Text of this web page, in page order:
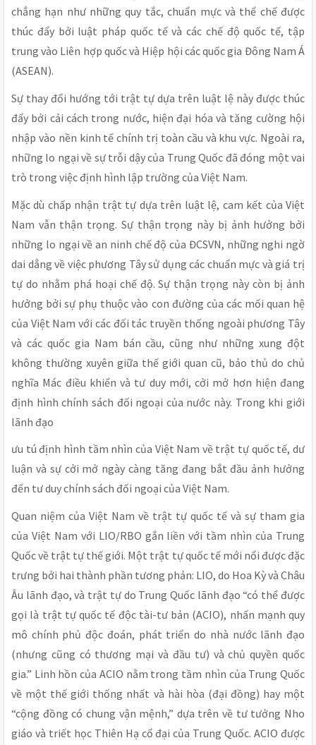
chẳng hạn như những quy tắc, chuẩn mực và thể chế được
thúc đẩy bởi luật pháp quốc tế và các chế độ quốc tế, tập
trung vào Liên hợp quốc và Hiệp hội các quốc gia Đông Nam Á
(ASEAN).
Sự thay đổi hướng tới trật tự dựa trên luật lệ này được thúc
đẩy bởi cải cách trong nước, hiện đại hóa và tăng cường hội
nhập vào nền kinh tế chính trị toàn cầu và khu vực. Ngoài ra,
những lo ngại về sự trỗi dậy của Trung Quốc đã đóng một vai
trò trong việc định hình lập trường của Việt Nam.
Mặc dù chấp nhận trật tự dựa trên luật lệ, cam kết của Việt
Nam vẫn thận trọng. Sự thận trọng này bị ảnh hưởng bởi
những lo ngại về an ninh chế độ của ĐCSVN, những nghi ngờ
dai dẳng về việc phương Tây sử dụng các chuẩn mực và giá trị
tự do nhằm phá hoại chế độ. Sự thận trọng này còn bị ảnh
hưởng bởi sự phụ thuộc vào con đường của các mối quan hệ
của Việt Nam với các đối tác truyền thống ngoài phương Tây
và các quốc gia Nam bán cầu, cũng như những xung đột
không thường xuyên giữa thế giới quan cũ, bảo thủ do chủ
nghĩa Mác điều khiển và tư duy mới, cởi mở hơn hiện đang
định hình chính sách đối ngoại của nước này. Trong khi giới
lãnh đạo
ưu tú định hình tầm nhìn của Việt Nam về trật tự quốc tế, dư
luận và sự cởi mở ngày càng tăng đang bắt đầu ảnh hưởng
đến tư duy chính sách đối ngoại của Việt Nam.
Quan niệm của Việt Nam về trật tự quốc tế và sự tham gia
của Việt Nam với LIO/RBO gắn liền với tầm nhìn của Trung
Quốc về trật tự thế giới. Một trật tự quốc tế mới nổi được đặc
trưng bởi hai thành phần tương phản: LIO, do Hoa Kỳ và Châu
Âu lãnh đạo, và trật tự do Trung Quốc lãnh đạo “có thể được
gọi là trật tự quốc tế độc tài-tư bản (ACIO), nhấn mạnh quy
mô chính phủ độc đoán, phát triển do nhà nước lãnh đạo
(nhưng cũng có thương mại và đầu tư) và chủ quyền quốc
gia.” Linh hồn của ACIO nằm trong tầm nhìn của Trung Quốc
về một thế giới thống nhất và hài hòa (đại đồng) hay một
“cộng đồng có chung vận mệnh,” dựa trên về tư tưởng Nho
giáo và triết học Thiên Hạ cổ đại của Trung Quốc. ACIO được